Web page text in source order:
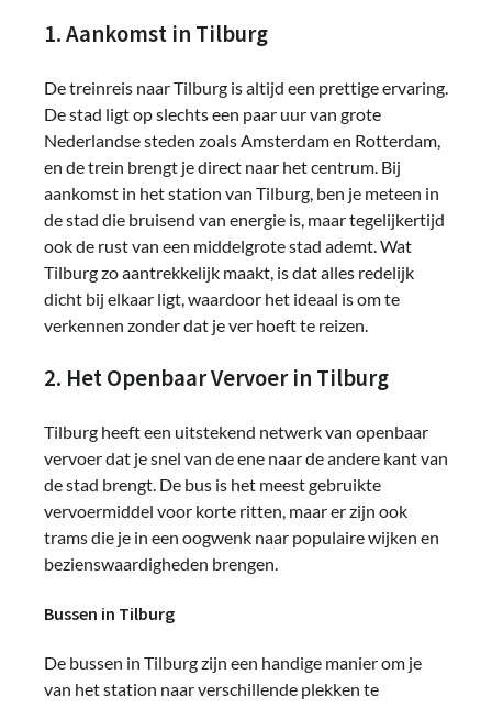
1. Aankomst in Tilburg
De treinreis naar Tilburg is altijd een prettige ervaring.
De stad ligt op slechts een paar uur van grote
Nederlandse steden zoals Amsterdam en Rotterdam,
en de trein brengt je direct naar het centrum. Bij
aankomst in het station van Tilburg, ben je meteen in
de stad die bruisend van energie is, maar tegelijkertijd
ook de rust van een middelgrote stad ademt. Wat
Tilburg zo aantrekkelijk maakt, is dat alles redelijk
dicht bij elkaar ligt, waardoor het ideaal is om te
verkennen zonder dat je ver hoeft te reizen.
2. Het Openbaar Vervoer in Tilburg
Tilburg heeft een uitstekend netwerk van openbaar
vervoer dat je snel van de ene naar de andere kant van
de stad brengt. De bus is het meest gebruikte
vervoermiddel voor korte ritten, maar er zijn ook
trams die je in een oogwenk naar populaire wijken en
bezienswaardigheden brengen.
Bussen in Tilburg
De bussen in Tilburg zijn een handige manier om je
van het station naar verschillende plekken te